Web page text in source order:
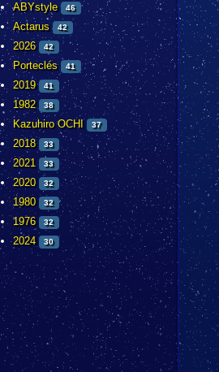
ABYstyle 46
Actarus 42
2026 42
Porteclés 41
2019 41
1982 38
Kazuhiro OCHI 37
2018 33
2021 33
2020 32
1980 32
1976 32
2024 30